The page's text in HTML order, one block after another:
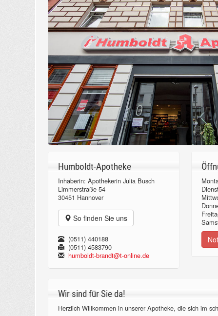
Humboldt-Apotheke
Inhaberin: Apothekerin Julia Busch
Limmerstraße 54
30451 Hannover
So finden Sie uns
(0511) 440188
(0511) 4583790
humboldt-brandt@t-online.de
Wir sind für Sie da!
Herzlich Willkommen in unserer Apotheke, die sich im